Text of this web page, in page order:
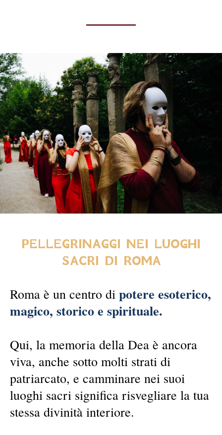
PELLEGRINAGGI NEI LUOGHI
SACRI DI ROMA
Roma è un centro di potere esoterico,
magico, storico e spirituale.
Qui, la memoria della Dea è ancora
viva, anche sotto molti strati di
patriarcato, e camminare nei suoi
luoghi sacri significa risvegliare la tua
stessa divinità interiore.